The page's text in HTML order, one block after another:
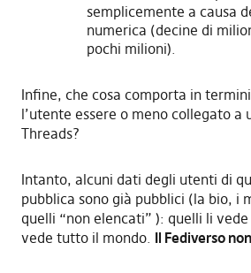
semplicemente a causa
numerica (decine di
pochi milioni).
Infine, che cosa comporta in
l’utente essere o meno collegato a
Threads?
Intanto, alcuni dati degli utenti di
pubblica sono già pubblici (la bio, i
quelli “non elencati” ): quelli li
vede tutto il mondo. Il Fediverso